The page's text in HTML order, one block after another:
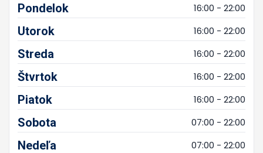
Pondelok 16:00 - 22:00
Utorok 16:00 - 22:00
Streda 16:00 - 22:00
Štvrtok 16:00 - 22:00
Piatok 16:00 - 22:00
Sobota 07:00 - 22:00
Nedeľa 07:00 - 22:00